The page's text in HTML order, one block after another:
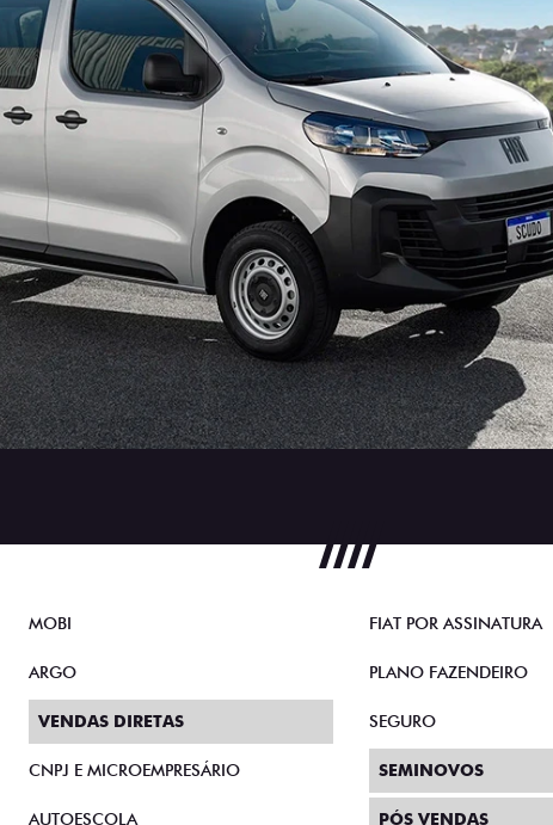
MOBI
ARGO
VENDAS DIRETAS
CNPJ E MICROEMPRESÁRIO
AUTOESCOLA
FIAT POR ASSINATURA
PLANO FAZENDEIRO
SEGURO
SEMINOVOS
PÓS VENDAS